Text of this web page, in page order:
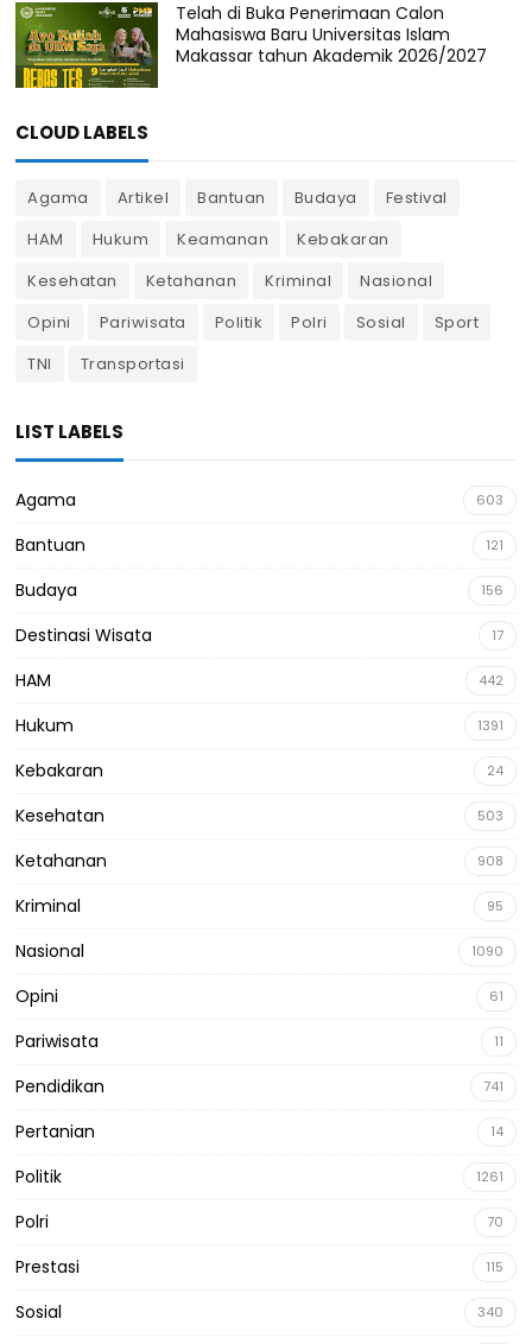
Telah di Buka Penerimaan Calon
Mahasiswa Baru Universitas Islam
Makassar tahun Akademik 2026/2027
CLOUD LABELS
Agama Artikel Bantuan Budaya
Festival
HAM
Hukum Keamanan
Kebakaran
Kesehatan
Ketahanan Kriminal
Nasional
Opini
Pariwisata Politik Polri Sosial
Sport
TNI
Transportasi
LIST LABELS
Agama 603
Bantuan 121
Budaya 156
Destinasi Wisata 17
HAM 442
Hukum 1391
Kebakaran 24
Kesehatan 503
Ketahanan 908
Kriminal 95
Nasional 1090
Opini 61
Pariwisata 11
Pendidikan 741
Pertanian 14
Politik 1261
Polri 70
Prestasi 115
Sosial 340